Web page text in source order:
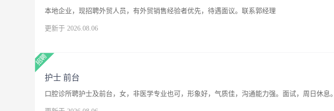
本地企业，现招聘外贸人员，有外贸销售经验者优先，待遇面议。联系郭经理
更新于 2026.08.06
护士 前台
口腔诊所聘护士及前台，女，非医学专业也可，形象好，气质佳，沟通能力强。面试，周日休息。